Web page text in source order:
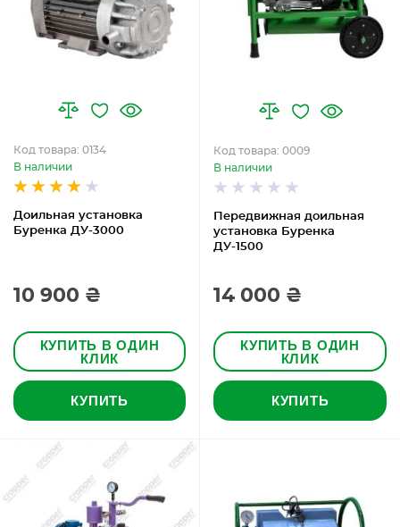
Доильная установка
Буренка ДУ-3000
Код товара: 0134
В наличии
10 900 ₴
КУПИТЬ В ОДИН
КЛИК
КУПИТЬ
Передвижная доильная
установка Буренка
ДУ-1500
Код товара: 0009
В наличии
14 000 ₴
КУПИТЬ В ОДИН
КЛИК
КУПИТЬ